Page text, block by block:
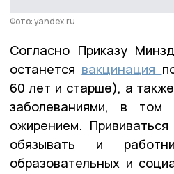
Фото: yandex.ru
Согласно Приказу
останется вакцинация
60 лет и старше), а
заболеваниями, в
ожирением.
обязывать и
образовательных и